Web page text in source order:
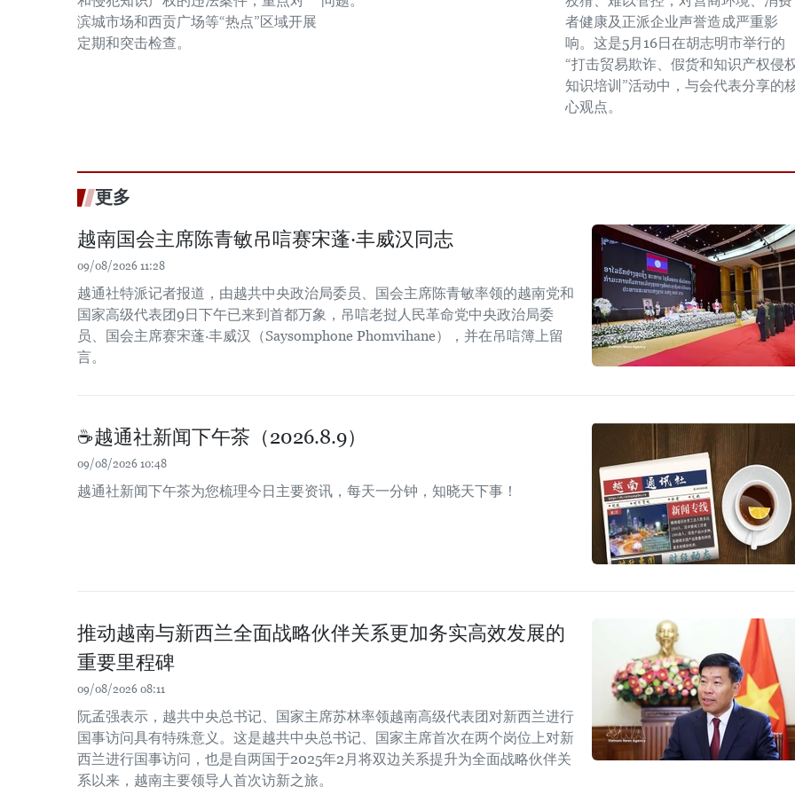
滨城市场和西贡广场等“热点”区域开展
定期和突击检查。
者健康及正派企业声誉造成严重影
响。这是5月16日在胡志明市举行的
“打击贸易欺诈、假货和知识产权侵
知识培训”活动中，与会代表分享的
心观点。
更多
越南国会主席陈青敏吊唁赛宋蓬·丰威汉同志
09/08/2026 11:28
越通社特派记者报道，由越共中央政治局委员、国会主席陈青敏率领的越南党和
国家高级代表团9日下午已来到首都万象，吊唁老挝人民革命党中央政治局委
员、国会主席赛宋蓬·丰威汉（Saysomphone Phomvihane），并在吊唁簿上留
言。
☕️越通社新闻下午茶（2026.8.9）
09/08/2026 10:48
越通社新闻下午茶为您梳理今日主要资讯，每天一分钟，知晓天下事！
推动越南与新西兰全面战略伙伴关系更加务实高效发展的
重要里程碑
09/08/2026 08:11
阮孟强表示，越共中央总书记、国家主席苏林率领越南高级代表团对新西兰进行
国事访问具有特殊意义。这是越共中央总书记、国家主席首次在两个岗位上对新
西兰进行国事访问，也是自两国于2025年2月将双边关系提升为全面战略伙伴关
系以来，越南主要领导人首次访新之旅。